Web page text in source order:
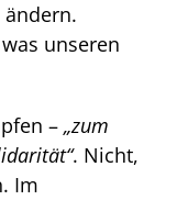
unseren
– „zum
. Nicht,
Im